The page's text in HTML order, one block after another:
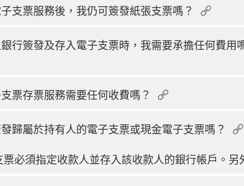
支票服務後，我仍可簽發紙張支票嗎？
行簽發及存入電子支票時，我需要承擔任何費用
票存票服務需要任何收費嗎？
歸屬於持有人的電子支票或現金電子支票嗎？
必須指定收款人並存入該收款人的銀行帳戶。